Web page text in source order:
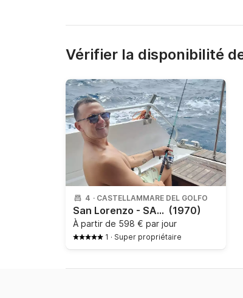
Vérifier la disponibilité
4 · CASTELLAMMARE DEL GOLFO
San Lorenzo - SAN LORENZO 40 (1970)
À partir de 598 € par jour
1 · Super propriétaire